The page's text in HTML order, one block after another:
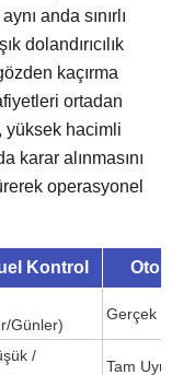
anda sınırlı
dolandırıcılık
kaçırma
ortadan
yüksek hacimli
karar alınmasını
operasyonel
Kontrol
Günler)
Gerçek
/
Tam Uyum